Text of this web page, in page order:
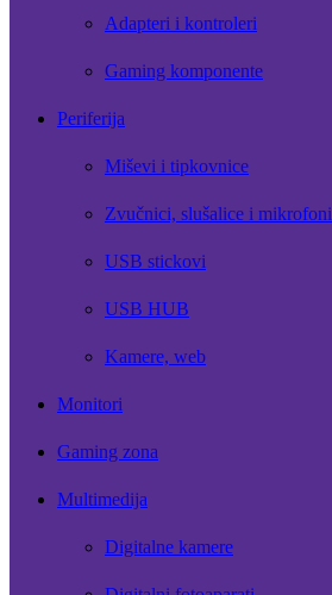
Adapteri i kontroleri
Gaming komponente
Periferija
Miševi i tipkovnice
Zvučnici, slušalice i mikrofoni
USB stickovi
USB HUB
Kamere, web
Monitori
Gaming zona
Multimedija
Digitalne kamere